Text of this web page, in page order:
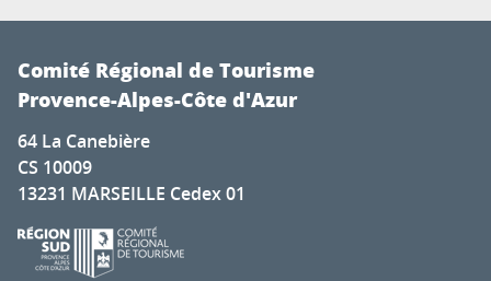
Comité Régional de Tourisme
Provence-Alpes-Côte d'Azur
64 La Canebière
CS 10009
13231 MARSEILLE Cedex 01